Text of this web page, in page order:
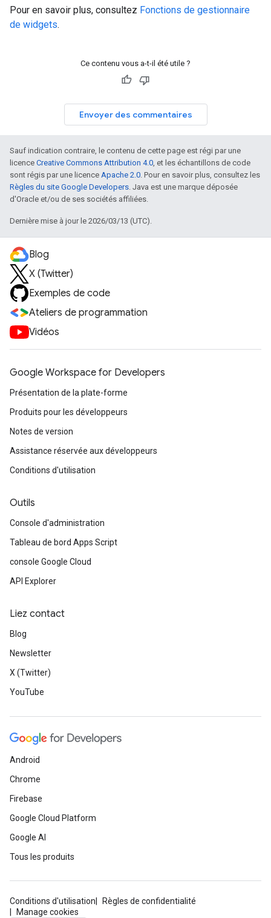
Pour en savoir plus, consultez Fonctions de gestionnaire
de widgets.
Ce contenu vous a-t-il été utile ?
Envoyer des commentaires
Sauf indication contraire, le contenu de cette page est régi par une
licence Creative Commons Attribution 4.0, et les échantillons de code
sont régis par une licence Apache 2.0. Pour en savoir plus, consultez les
Règles du site Google Developers. Java est une marque déposée
d'Oracle et/ou de ses sociétés affiliées.
Dernière mise à jour le 2026/03/13 (UTC).
Blog
X (Twitter)
Exemples de code
Ateliers de programmation
Vidéos
Google Workspace for Developers
Présentation de la plate-forme
Produits pour les développeurs
Notes de version
Assistance réservée aux développeurs
Conditions d'utilisation
Outils
Console d'administration
Tableau de bord Apps Script
console Google Cloud
API Explorer
Liez contact
Blog
Newsletter
X (Twitter)
YouTube
Android
Chrome
Firebase
Google Cloud Platform
Google AI
Tous les produits
Conditions d'utilisation
Règles de confidentialité
Manage cookies